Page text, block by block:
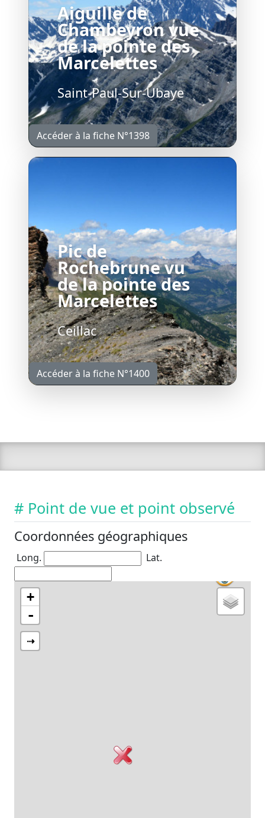
Aiguille de
Chambeyron vue
de la pointe des
Marcelettes
Saint-Paul-Sur-Ubaye
Accéder à la fiche N°1398
Pic de
Rochebrune vu
de la pointe des
Marcelettes
Ceillac
Accéder à la fiche N°1400
# Point de vue et point observé
Coordonnées géographiques
Long. Lat.
+
-
⇢